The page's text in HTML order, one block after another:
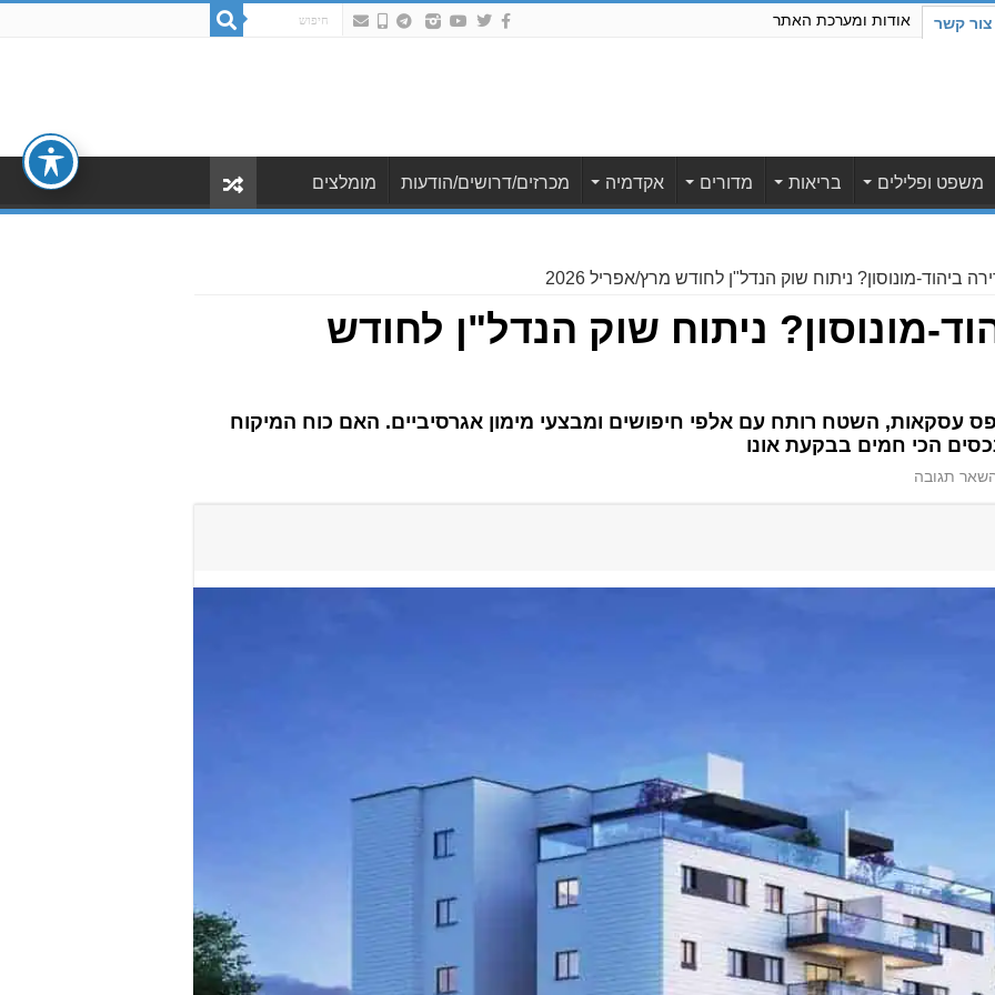
צור קשר אודות ומערכת האתר
משפט ופלילים בריאות מדורים אקדמיה מכרזים/דרושים/הודעות מומלצים
ביהוד-מונוסון? ניתוח שוק הנדל"ן לחודש מרץ/אפריל 2026
מונוסון? ניתוח שוק הנדל"ן לחודש
עסקאות, השטח רותח עם אלפי חיפושים ומבצעי מימון אגרסיביים. האם כוח המיקוח
הכי חמים בבקעת אונו
תגובה